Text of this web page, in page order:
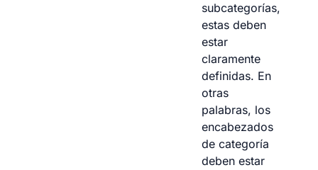
subcategorías,
estas deben
estar
claramente
definidas. En
otras
palabras, los
encabezados
de categoría
deben estar